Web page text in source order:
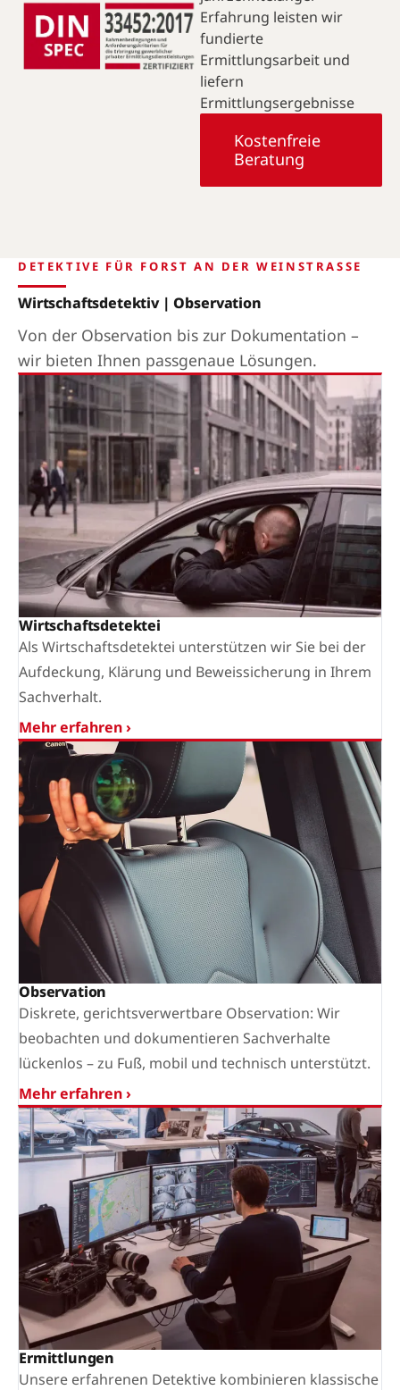
Erfahrung leisten wir
fundierte
Ermittlungsarbeit und
liefern
Ermittlungsergebnisse
Kostenfreie
Beratung
DETEKTIVE FÜR FORST AN DER WEINSTRASSE
Wirtschaftsdetektiv | Observation
Von der Observation bis zur Dokumentation –
wir bieten Ihnen passgenaue Lösungen.
Wirtschaftsdetektei
Als Wirtschaftsdetektei unterstützen wir Sie bei der
Aufdeckung, Klärung und Beweissicherung in Ihrem
Sachverhalt.
Mehr erfahren ›
Observation
Diskrete, gerichtsverwertbare Observation: Wir
beobachten und dokumentieren Sachverhalte
lückenlos – zu Fuß, mobil und technisch unterstützt.
Mehr erfahren ›
Ermittlungen
Unsere erfahrenen Detektive kombinieren klassische